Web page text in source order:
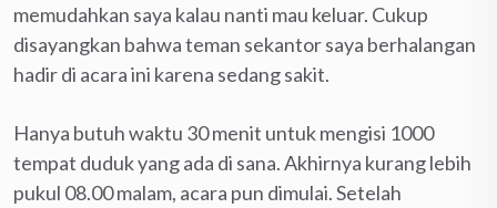
memudahkan saya kalau nanti mau keluar. Cukup
disayangkan bahwa teman sekantor saya berhalangan
hadir di acara ini karena sedang sakit.
Hanya butuh waktu 30 menit untuk mengisi 1000
tempat duduk yang ada di sana. Akhirnya kurang lebih
pukul 08.00 malam, acara pun dimulai. Setelah